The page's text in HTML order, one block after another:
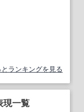
とランキングを見る
現一覧